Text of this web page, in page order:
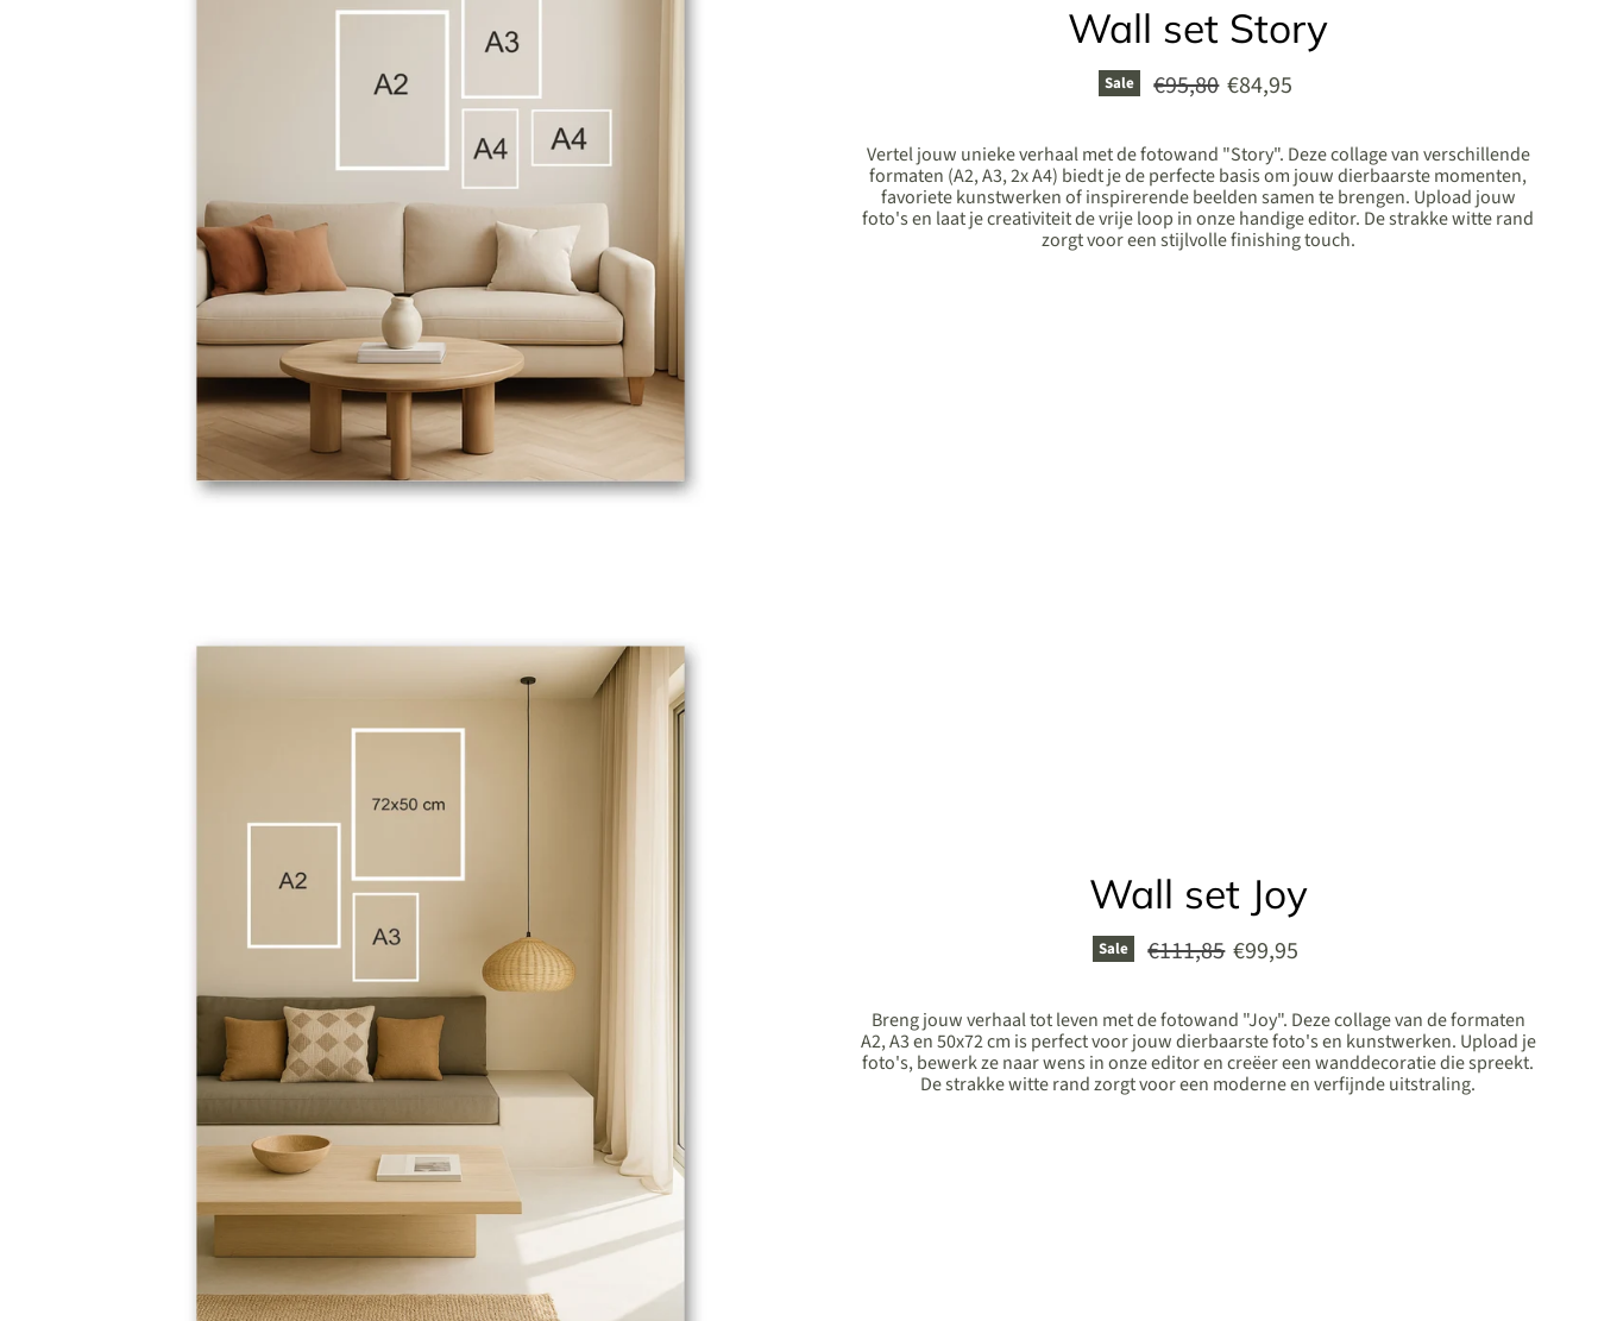
Wall set Story
Sale Original price
€95,80 Current price
€84,95
Vertel jouw unieke verhaal met de fotowand "Story". Deze collage van verschillende
formaten (A2, A3, 2x A4) biedt je de perfecte basis om jouw dierbaarste momenten,
favoriete kunstwerken of inspirerende beelden samen te brengen. Upload jouw
foto's en laat je creativiteit de vrije loop in onze handige editor. De strakke witte rand
zorgt voor een stijlvolle finishing touch.
Wall set Joy
Sale Original price
€111,85 Current price
€99,95
Breng jouw verhaal tot leven met de fotowand "Joy". Deze collage van de formaten
A2, A3 en 50x72 cm is perfect voor jouw dierbaarste foto's en kunstwerken. Upload je
foto's, bewerk ze naar wens in onze editor en creëer een wanddecoratie die spreekt.
De strakke witte rand zorgt voor een moderne en verfijnde uitstraling.